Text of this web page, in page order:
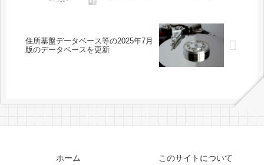
住所基盤データベース等の2025年7月
版のデータベースを更新
ホーム このサイトについて